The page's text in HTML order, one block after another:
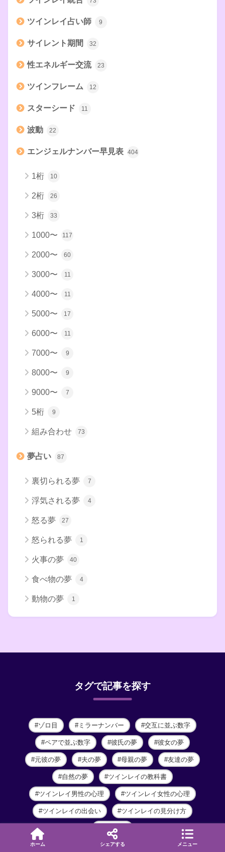
ツインレイ占い師 9
サイレント期間 32
性エネルギー交流 23
ツインフレーム 12
スターシード 11
波動 22
エンジェルナンバー早見表 404
1桁 10
2桁 26
3桁 33
1000〜 117
2000〜 60
3000〜 11
4000〜 11
5000〜 17
6000〜 11
7000〜 9
8000〜 9
9000〜 7
5桁 9
組み合わせ 73
夢占い 87
裏切られる夢 7
浮気される夢 4
怒る夢 27
怒られる夢 1
火事の夢 40
食べ物の夢 4
動物の夢 1
タグで記事を探す
ゾロ目 ミラーナンバー 交互に並ぶ数字
ペアで並ぶ数字 彼氏の夢 彼女の夢
元彼の夢 夫の夢 母親の夢 友達の夢
自然の夢 ツインレイの教科書
ツインレイ男性の心理 ツインレイ女性の心理
ツインレイの出会い ツインレイの見分け方
運命の人
ホーム シェアする メニュー